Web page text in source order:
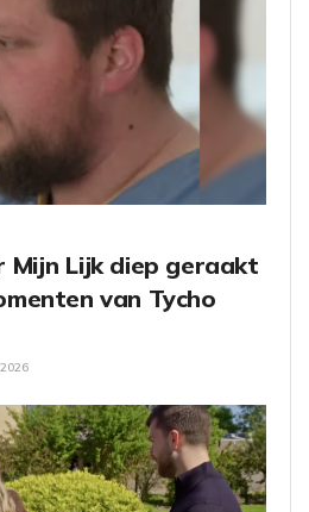
Mijn Lijk diep geraakt
van Tycho